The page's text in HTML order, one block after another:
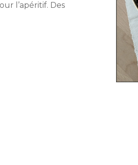
l’apéritif. Des